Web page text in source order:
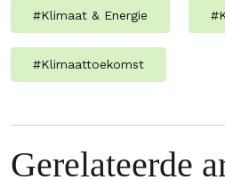
#Klimaat & Energie #
#Klimaattoekomst
Gerelateerde